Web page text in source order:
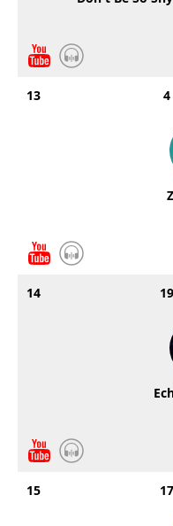
13 4
14 19
15 17